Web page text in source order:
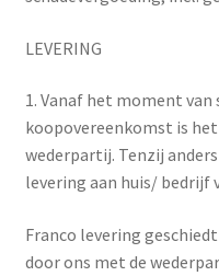
LEVERING
1. Vanaf het moment van
koopovereenkomst is
wederpartij. Tenzij
levering aan huis/ bedrijf
Franco levering
door ons met de